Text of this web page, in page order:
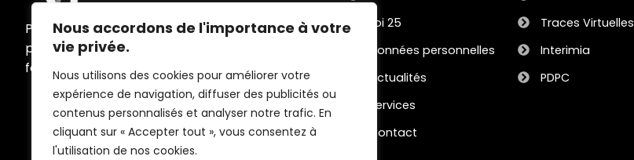
Nous accordons de l'importance à votre
vie privée.
Nous utilisons des cookies pour améliorer votre
expérience de navigation, diffuser des publicités ou
contenus personnalisés et analyser notre trafic. En
cliquant sur « Accepter tout », vous consentez à
l'utilisation de nos cookies.
Programmes d’accompagnement
personnalisés, ateliers, conférences,
formations et outils sur mesure
Loi 25
Données personnelles
Actualités
Services
Contact
Traces Virtuelles
Interimia
PDPC